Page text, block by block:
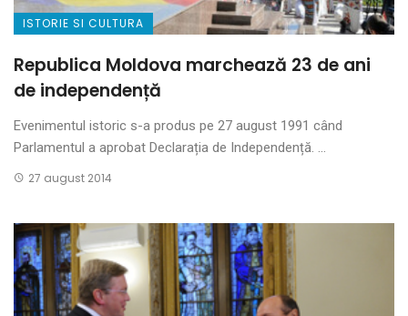
ISTORIE SI CULTURA
Republica Moldova marchează 23 de ani
de independență
Evenimentul istoric s-a produs pe 27 august 1991 când
Parlamentul a aprobat Declarația de Independență. ...
27 august 2014